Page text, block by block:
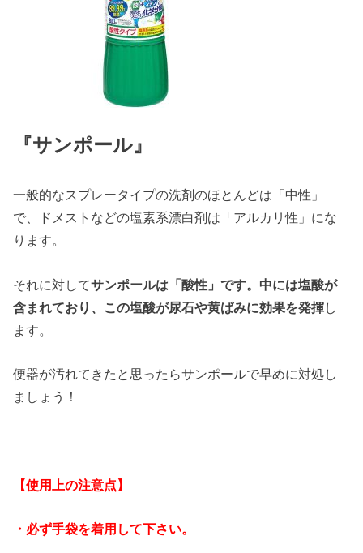
『サンポール』
一般的なスプレータイプの洗剤のほとんどは「中性」
で、ドメストなどの塩素系漂白剤は「アルカリ性」にな
ります。
それに対してサンポールは「酸性」です。中には塩酸が
含まれており、この塩酸が尿石や黄ばみに効果を発揮し
ます。
便器が汚れてきたと思ったらサンポールで早めに対処し
ましょう！
【使用上の注意点】
・必ず手袋を着用して下さい。